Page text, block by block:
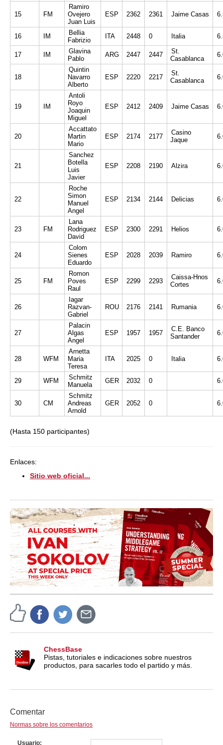
15 FM
Ramiro
Ovejero
Juan Luis
ESP 2362 2361 Jaime Casas
16 IM
Bellia
Fabrizio
ITA 2448 0 Italia
17 IM
Glavina
Pablo
ARG 2447 2447
St.
Casablanca
18
Quintin
Navarro
Alberto
ESP 2220 2217
St.
Casablanca
19 IM
Antoli
Royo
Joaquin
Miguel
ESP 2412 2409 Jaime Casas
20
Accattato
Martin
Mario
ESP 2174 2177
Casino
Jaque
21
Sanchez
Botella
Luis
Javier
ESP 2208 2190 Alzira
22
Roche
Simon
Manuel
Angel
ESP 2134 2144 Delicias
23 FM
Lana
Rodriguez
David
ESP 2300 2291 Helios
24
Colom
Sienes
Eduardo
ESP 2028 2039 Ramiro
25 FM
Romon
Poves
Raul
ESP 2299 2293
Caissa-Hnos
Cortes
26
Iagar
Razvan-
Gabriel
ROU 2176 2141 Rumania
27
Palacin
Algas
Angel
ESP 1957 1957
C.E. Banco
Santander
28 WFM
Arnetta
Maria
Teresa
ITA 2025 0 Italia
29 WFM
Schmitz
Manuela
GER 2032 0
30 CM
Schmitz
Andreas
Arnold
GER 2052 0
(Hasta 150 participantes)
Enlaces:
Sitio web oficial...
ChessBase
Pistas, tutoriales e indicaciones sobre nuestros
productos, para sacarles todo el partido y más.
Comentar
Normas sobre los comentarios
Usuario